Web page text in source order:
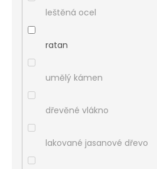
leštěná ocel
ratan
umělý kámen
dřevěné vlákno
lakované jasanové dřevo